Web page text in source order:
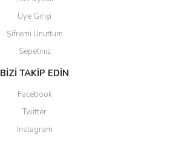
Üye Girişi
Şifremi Unuttum
Sepetiniz
BİZİ TAKİP EDİN
Facebook
Twitter
Instagram